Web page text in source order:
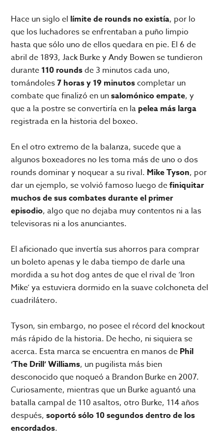
Hace un siglo el límite de rounds no existía, por lo
que los luchadores se enfrentaban a puño limpio
hasta que sólo uno de ellos quedara en pie. El 6 de
abril de 1893, Jack Burke y Andy Bowen se tundieron
durante 110 roundsde 3 minutos cada uno,
tomándoles7 horas y 19 minutoscompletar un
combate que finalizó en unsalomónico empate, y
que a la postre se convertiría en la pelea más larga
registrada en la historia del boxeo.
En el otro extremo de la balanza, sucede que a
algunos boxeadores no les toma más de uno o dos
rounds dominar y noquear a su rival. Mike Tyson, por
dar un ejemplo, se volvió famoso luego definiquitar
muchos de sus combates durante el primer
episodio, algo que no dejaba muy contentos ni a las
televisoras ni a los anunciantes.
El aficionado que invertía sus ahorros para comprar
un boleto apenas y le daba tiempo de darle una
mordida a su hot dog antes de que el rival de ‘Iron
Mike’ ya estuviera dormido en la suave colchoneta del
cuadrilátero.
Tyson, sin embargo, no posee el récord del knockout
más rápido de la historia. De hecho, ni siquiera se
acerca. Esta marca se encuentra en manos de Phil
‘The Drill’ Williams, un pugilista más bien
desconocido que noqueó a Brandon Burke en 2007.
Curiosamente, mientras que un Burke aguantó una
batalla campal de 110 asaltos, otro Burke, 114 años
después,soportó sólo 10 segundos dentro de los
encordados.